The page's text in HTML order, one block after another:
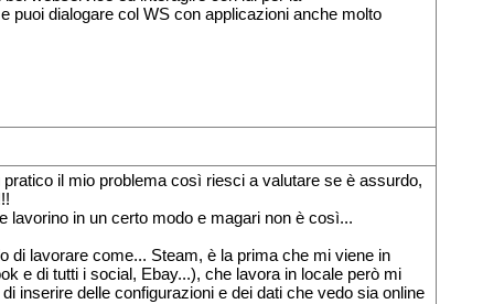
puoi dialogare col WS con applicazioni anche molto
il mio problema così riesci a valutare se è assurdo,
lavorino in un certo modo e magari non è così...
di lavorare come... Steam, è la prima che mi viene in
e di tutti i social, Ebay...), che lavora in locale però mi
inserire delle configurazioni e dei dati che vedo sia online